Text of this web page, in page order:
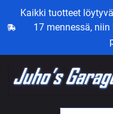
Kaikki tuotteet
17 mennessä,